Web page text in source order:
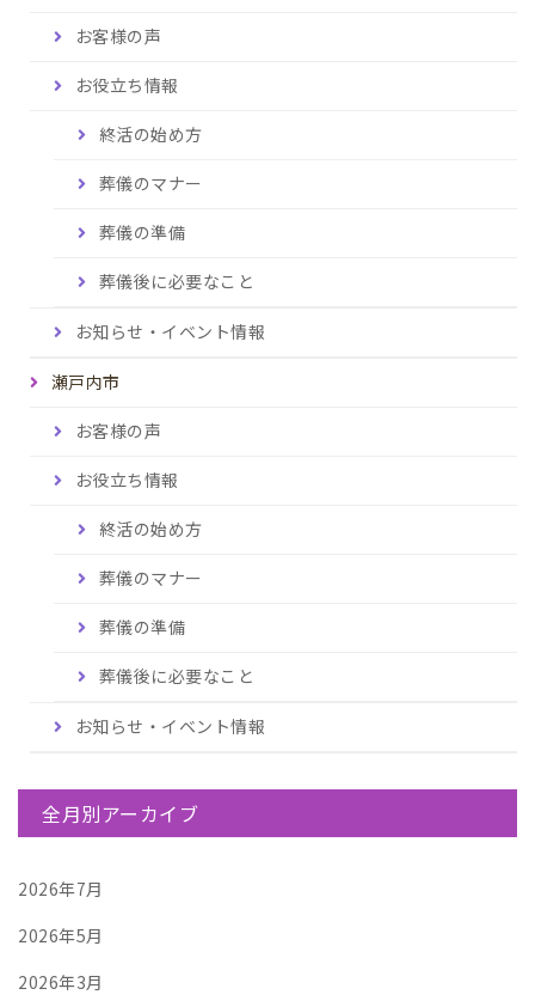
お客様の声
お役立ち情報
終活の始め方
葬儀のマナー
葬儀の準備
葬儀後に必要なこと
お知らせ・イベント情報
瀬戸内市
お客様の声
お役立ち情報
終活の始め方
葬儀のマナー
葬儀の準備
葬儀後に必要なこと
お知らせ・イベント情報
全月別アーカイブ
2026年7月
2026年5月
2026年3月